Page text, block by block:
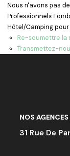
Créer
Nous n'avons pas
Professionnels
Hôtel/Camping
Re-soumettre la
Transmettez-
NOS AGENCES
31 Rue De